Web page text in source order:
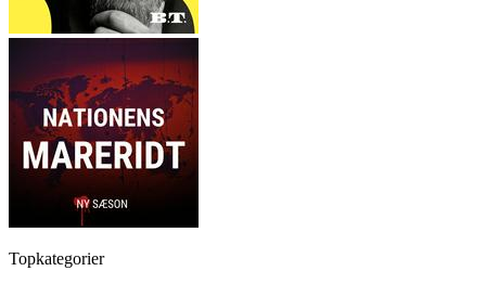
Topkategorier